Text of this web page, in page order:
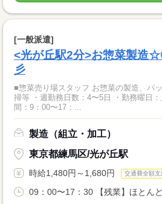
[一般派遣]
<光が丘駅2分>お惣菜製
彡
■惣菜売り場スタッフ お惣菜の製造、パ
掃等 ・週勤務日数：4〜5日 ・勤務曜日：土日の勤務あり ・就業時
間：9：00〜17：...
製造（組立・加工）
東京都練馬区/光が丘駅
時給1,480円～1,680円 交通費全額支
09：00〜17：30 【残業】ほとん